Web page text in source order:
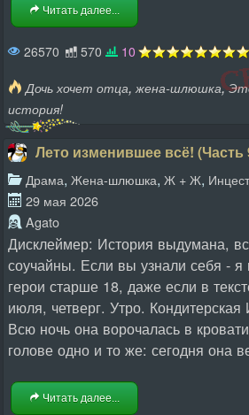
Читать далее...
26570 570 10
Дочь хочет отца,жена-шлюшка,
история!
Лето изменившее всё! (Часть
Драма, Жена-шлюшка, Ж + Ж, Инцест
29 мая 2026
Agato
Дисклеймер: История выдумана,
соучайны. Если вы узнали себя -
герои старше 18, даже если в
июля, четверг. Утро. Кондитерская
Всю ночь она ворочалась в
голове одно и то же: сегодня она
Читать далее...